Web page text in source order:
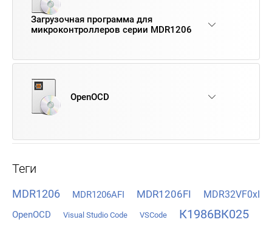
Загрузочная программа для
микроконтроллеров серии MDR1206
OpenOCD
Теги
MDR1206 MDR1206AFI MDR1206FI MDR32VF0xI
OpenOCD Visual Studio Code VSCode К1986ВК025